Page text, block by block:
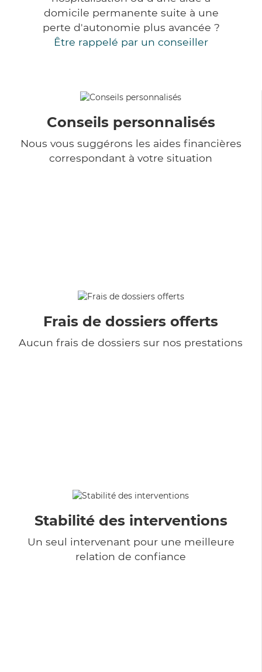
domicile permanente suite à une
perte d'autonomie plus avancée ?
Être rappelé par un conseiller
Conseils personnalisés
Nous vous suggérons les aides financières
correspondant à votre situation
Frais de dossiers offerts
Aucun frais de dossiers sur nos prestations
Stabilité des interventions
Un seul intervenant pour une meilleure
relation de confiance